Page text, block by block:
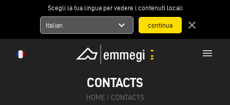
Scegli la tua lingua per vedere i contenuti locali
Italian expand_more close
menu
CONTACTS
HOME / CONTACTS